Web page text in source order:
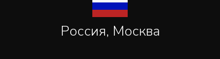
Россия, Москва